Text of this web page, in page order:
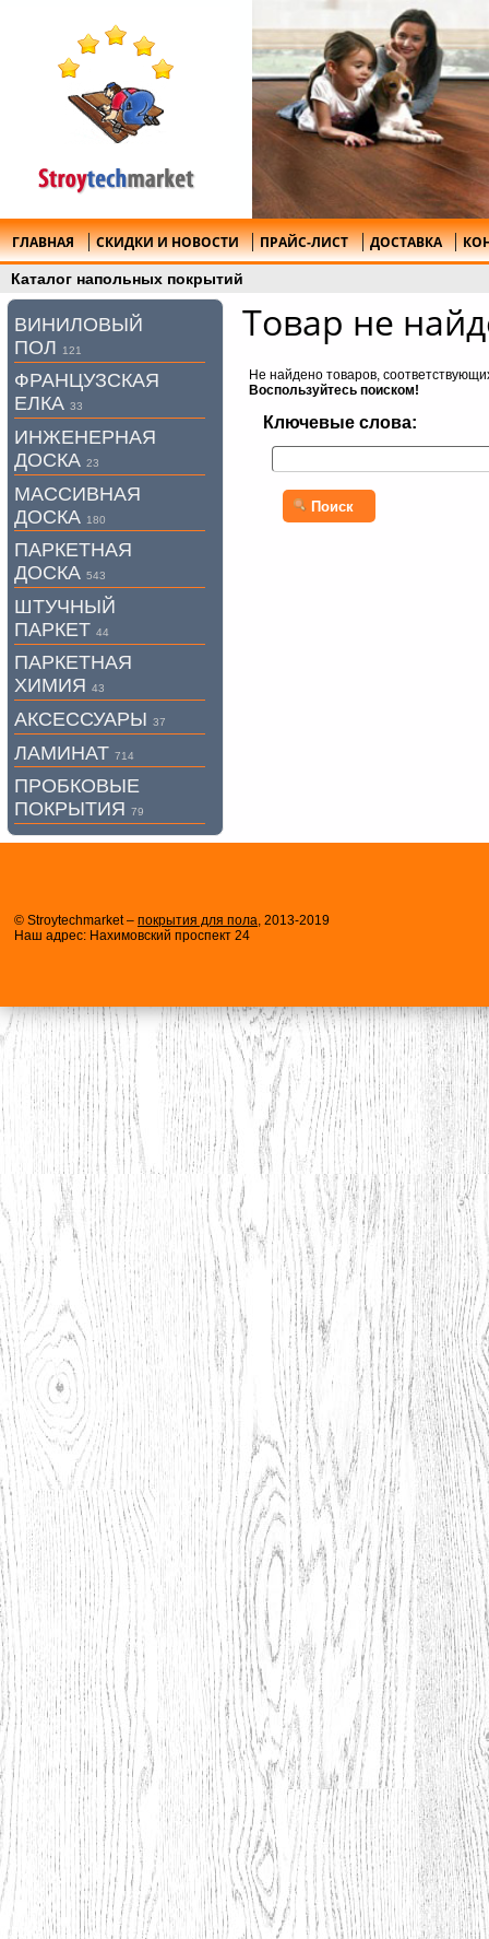
ГЛАВНАЯ СКИДКИ И НОВОСТИ ПРАЙС-ЛИСТ ДОСТАВКА
Каталог напольных покрытий
Товар не
Не найдено товаров,
Воспользуйтесь поиском!
Ключевые слова:
Поиск
ВИНИЛОВЫЙ
ПОЛ
121
ФРАНЦУЗСКАЯ
ЕЛКА 33
ИНЖЕНЕРНАЯ
ДОСКА 23
МАССИВНАЯ
ДОСКА 180
ПАРКЕТНАЯ
ДОСКА 543
ШТУЧНЫЙ
ПАРКЕТ 44
ПАРКЕТНАЯ
ХИМИЯ 43
АКСЕССУАРЫ 37
ЛАМИНАТ 714
ПРОБКОВЫЕ
ПОКРЫТИЯ 79
© Stroytechmarket – покрытия для пола , 2013-2019
Наш адрес: Нахимовский проспект 24